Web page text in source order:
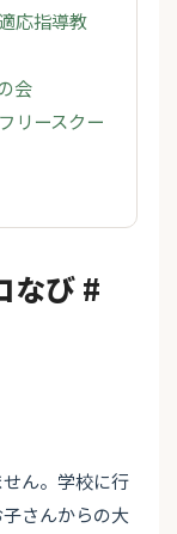
応指導教
会
リースクー
なび #
ん。学校に行
さんからの大